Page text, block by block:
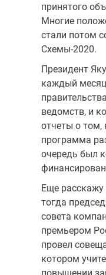
принятого
Многие
стали потом
Схемы-2020.
Президент
каждый месяц
ведомств, и
отчеты о том,
программа
очередь был
Еще расскажу
тогда
совета
премьером
провел
котором
повышении